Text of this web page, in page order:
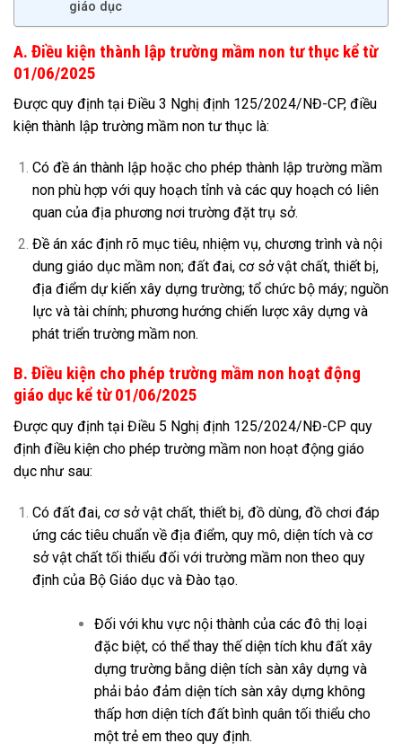
giáo dục
A. Điều kiện thành lập trường mầm non tư thục kể từ
01/06/2025
Được quy định tại Điều 3 Nghị định 125/2024/NĐ-CP, điều
kiện thành lập trường mầm non tư thục là:
Có đề án thành lập hoặc cho phép thành lập trường mầm
non phù hợp với quy hoạch tỉnh và các quy hoạch có liên
quan của địa phương nơi trường đặt trụ sở.
Đề án xác định rõ mục tiêu, nhiệm vụ, chương trình và nội
dung giáo dục mầm non; đất đai, cơ sở vật chất, thiết bị,
địa điểm dự kiến xây dựng trường; tổ chức bộ máy; nguồn
lực và tài chính; phương hướng chiến lược xây dựng và
phát triển trường mầm non.
B. Điều kiện cho phép trường mầm non hoạt động
giáo dục kể từ 01/06/2025
Được quy định tại Điều 5 Nghị định 125/2024/NĐ-CP quy
định điều kiện cho phép trường mầm non hoạt động giáo
dục như sau:
Có đất đai, cơ sở vật chất, thiết bị, đồ dùng, đồ chơi đáp
ứng các tiêu chuẩn về địa điểm, quy mô, diện tích và cơ
sở vật chất tối thiểu đối với trường mầm non theo quy
định của Bộ Giáo dục và Đào tạo.
Đối với khu vực nội thành của các đô thị loại
đặc biệt, có thể thay thế diện tích khu đất xây
dựng trường bằng diện tích sàn xây dựng và
phải bảo đảm diện tích sàn xây dựng không
thấp hơn diện tích đất bình quân tối thiểu cho
một trẻ em theo quy định.